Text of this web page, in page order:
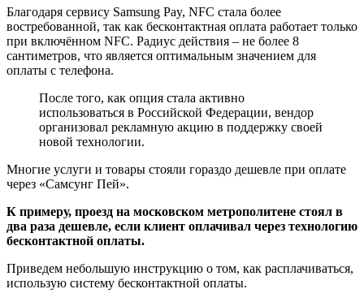
Благодаря сервису Samsung Pay, NFC стала более
востребованной, так как бесконтактная оплата работает только
при включённом NFC. Радиус действия – не более 8
сантиметров, что является оптимальным значением для
оплаты с телефона.
После того, как опция стала активно
использоваться в Российской Федерации, вендор
организовал рекламную акцию в поддержку своей
новой технологии.
Многие услуги и товары стояли гораздо дешевле при оплате
через «Самсунг Пей».
К примеру, проезд на московском метрополитене стоял в
два раза дешевле, если клиент оплачивал через технологию
бесконтактной оплаты.
Приведем небольшую инструкцию о том, как расплачиваться,
использую систему бесконтактной оплаты.